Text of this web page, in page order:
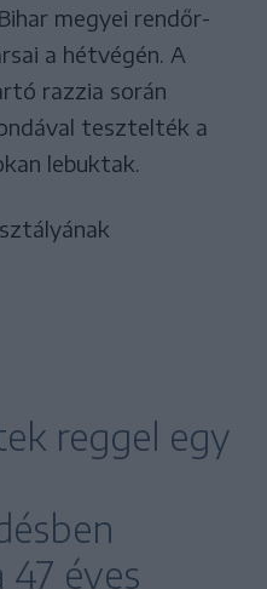
megyei rendőr-
a hétvégén. A
razzia során
tesztelték a
lebuktak.
reggel egy
éves